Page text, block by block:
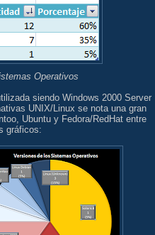
Operativos
siendo Windows 2000 Server
UNIX/Linux se nota una gran
Ubuntu y Fedora/RedHat entre
gráficos: